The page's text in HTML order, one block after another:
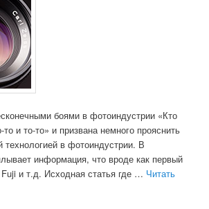
боями в фотоиндустрии «Кто
и то-то» и призвана немного прояснить
технологией в фотоиндустрии. В
информация, что вроде как первый
и т.д. Исходная статья где … Читать